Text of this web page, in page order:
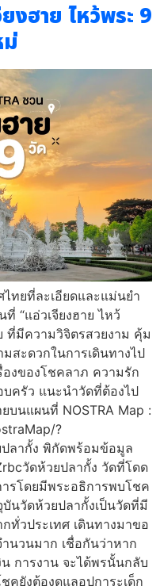
งฮาย ไหว้พระ 9
ไทยที่ละเอียดและแม่นยำ
“แอ่วเจียงฮาย ไหว้
ที่มีความวิจิตรสวยงาม คุ้ม
สะดวกในการเดินทางไป
องของโชคลาภ ความรัก
ครัว แนะนำวัดที่ต้องไป
บนแผนที่ NOSTRA Map :
?
ปลากั้ง พิกัดพร้อมข้อมูล
วัดห้วยปลากั้ง วัดที่โดด
รโดยมีพระอธิการพบโชค
บันวัดห้วยปลากั้งเป็นวัดที่มี
ทั่วประเทศ เดินทางมาขอ
นวนมาก เชื่อกันว่าหาก
การงาน จะได้พรนั้นกลับ
คยังต้องดูแลอุปการะเด็ก